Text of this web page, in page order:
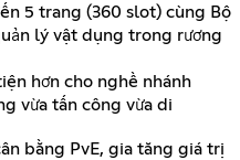
5 trang (360 slot) cùng Bộ
lý vật dụng trong rương
hơn cho nghề nhánh
vừa tấn công vừa di
bằng PvE, gia tăng giá trị